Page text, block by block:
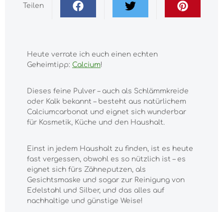
Teilen
Heute verrate ich euch einen echten
Geheimtipp: Calcium!
Dieses feine Pulver – auch als Schlämmkreide
oder Kalk bekannt – besteht aus natürlichem
Calciumcarbonat und eignet sich wunderbar
für Kosmetik, Küche und den Haushalt.
Einst in jedem Haushalt zu finden, ist es heute
fast vergessen, obwohl es so nützlich ist – es
eignet sich fürs Zähneputzen, als
Gesichtsmaske und sogar zur Reinigung von
Edelstahl und Silber, und das alles auf
nachhaltige und günstige Weise!